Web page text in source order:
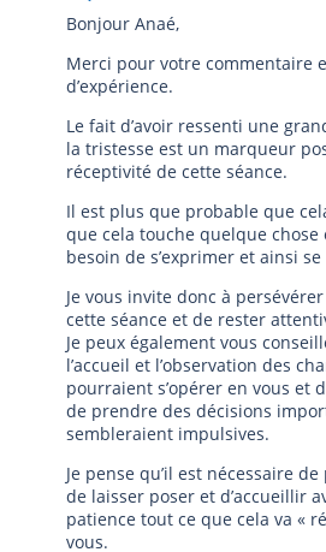
Bonjour Anaé,
Merci pour votre commentaire
d’expérience.
Le fait d’avoir ressenti une
la tristesse est un marqueur
réceptivité de cette séance.
Il est plus que probable que
que cela touche quelque chose
besoin de s’exprimer et ainsi
Je vous invite donc à
cette séance et de rester
Je peux également vous
l’accueil et l’observation des
pourraient s’opérer en vous et
de prendre des décisions
sembleraient impulsives.
Je pense qu’il est nécessaire
de laisser poser et d’accueillir
patience tout ce que cela va «
vous.